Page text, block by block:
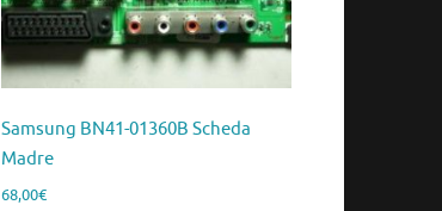
Samsung BN41-01360B Scheda
Madre
68,00€